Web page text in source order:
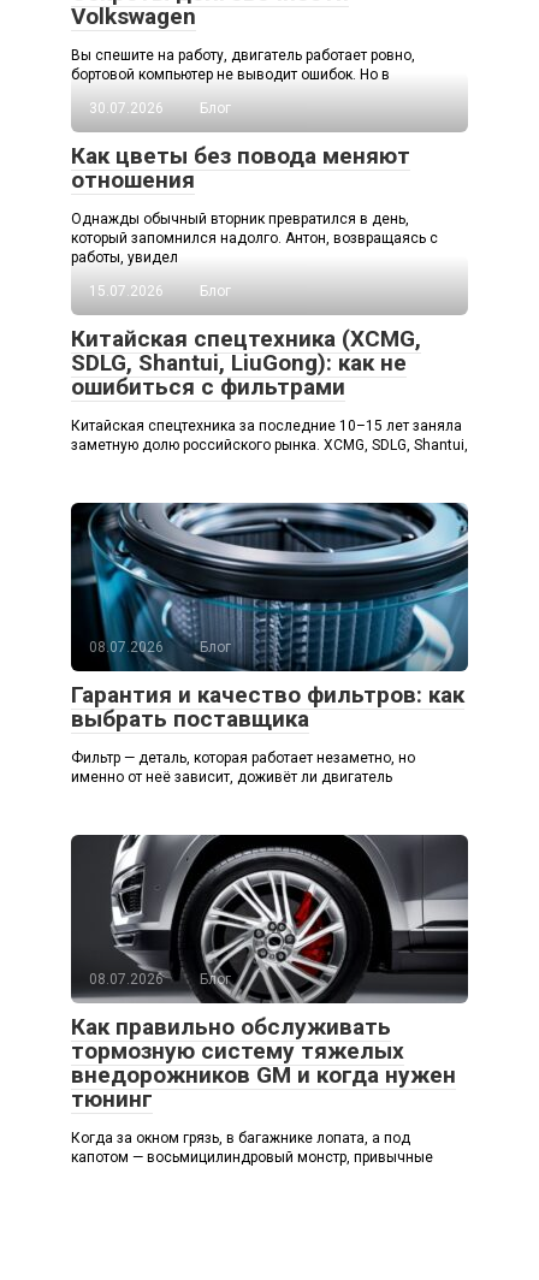
Volkswagen
Вы спешите на работу, двигатель работает ровно,
бортовой компьютер не выводит ошибок. Но в
30.07.2026
Блог
Как цветы без повода меняют
отношения
Однажды обычный вторник превратился в день,
который запомнился надолго. Антон, возвращаясь с
работы, увидел
15.07.2026
Блог
Китайская спецтехника (XCMG,
SDLG, Shantui, LiuGong): как не
ошибиться с фильтрами
Китайская спецтехника за последние 10–15 лет заняла
заметную долю российского рынка. XCMG, SDLG, Shantui,
08.07.2026 Блог
Гарантия и качество фильтров: как
выбрать поставщика
Фильтр — деталь, которая работает незаметно, но
именно от неё зависит, доживёт ли двигатель
08.07.2026 Блог
Как правильно обслуживать
тормозную систему тяжелых
внедорожников GM и когда нужен
тюнинг
Когда за окном грязь, в багажнике лопата, а под
капотом — восьмицилиндровый монстр, привычные